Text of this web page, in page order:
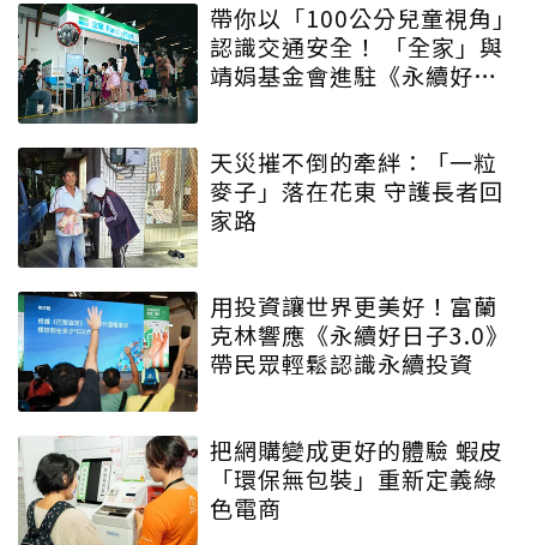
帶你以「100公分兒童視角」
認識交通安全！ 「全家」與
靖娟基金會進駐《永續好日
天災摧不倒的牽絆：「一粒
麥子」落在花東 守護長者回
家路
用投資讓世界更美好！富蘭
克林響應《永續好日子3.0》
帶民眾輕鬆認識永續投資
把網購變成更好的體驗 蝦皮
「環保無包裝」重新定義綠
色電商